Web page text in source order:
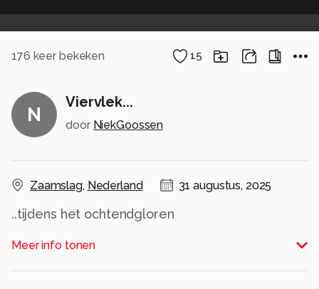
176 keer bekeken 15
N
Viervlek...
door NiekGoossen
Zaamslag, Nederland 31 augustus, 2025
..tijdens het ochtendgloren
Alle rechten voorbehouden
Meer info tonen